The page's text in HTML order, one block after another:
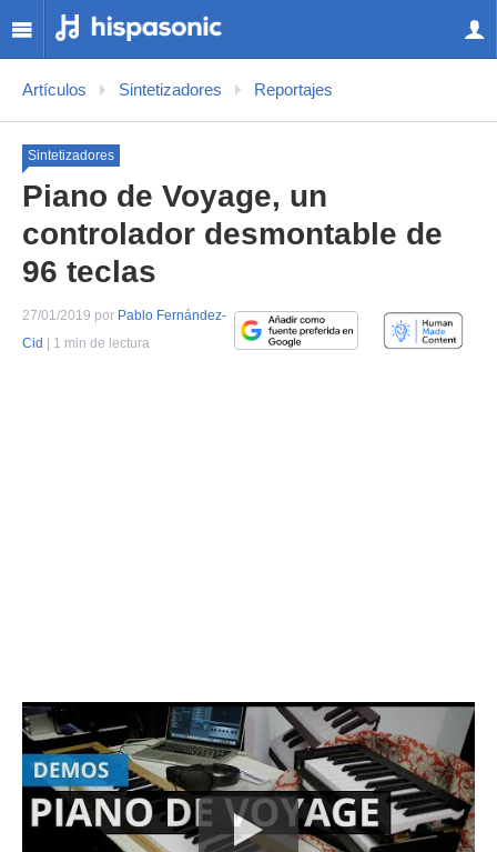
Artículos Sintetizadores Reportajes
Sintetizadores
Piano de Voyage, un
controlador desmontable de
96 teclas
27/01/2019 por Pablo Fernández-
Cid
| 1 min de lectura